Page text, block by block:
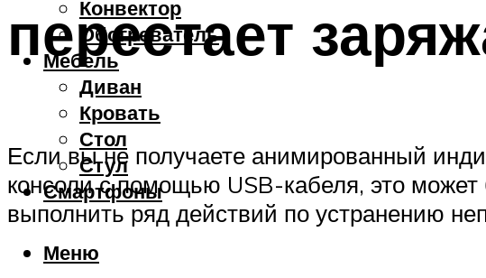
Конвектор
Обогреватель
Мебель
Диван
Кровать
Стол
Стул
Смартфоны
Меню
перестает
Если вы не получаете анимированный
консоли с помощью USB-кабеля, это
выполнить ряд действий по устранению